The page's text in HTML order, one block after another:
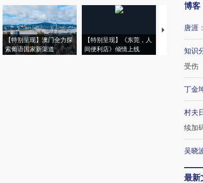
【特别呈现】澳门全力探
索葡语国家新渠道
【特别呈现】《东莞，人
间便利店》倾情上线
【推广】走进
会，让数智
博客
唐涯 ：
知识
受伤
丁金
村夫
续加
吴晓
最新